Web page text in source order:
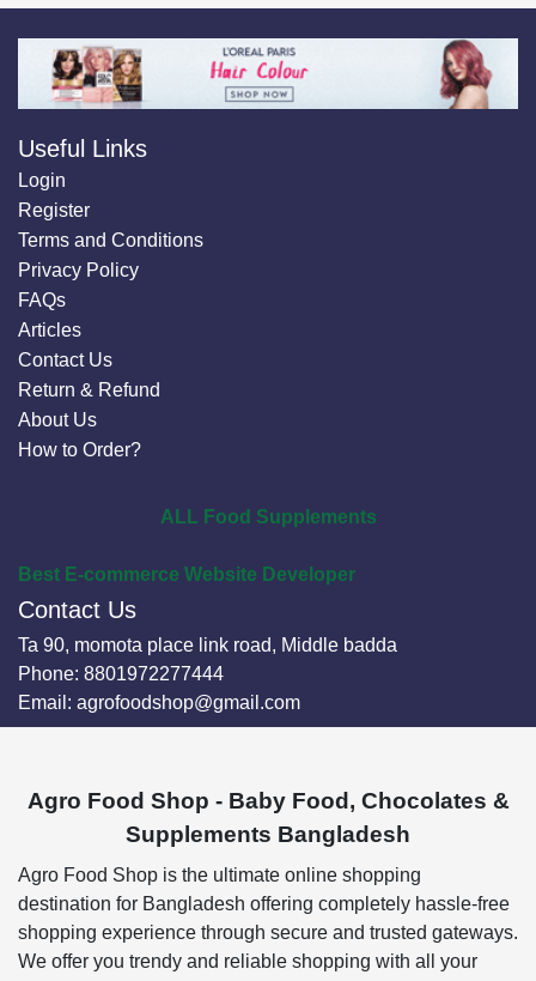
Useful Links
Login
Register
Terms and Conditions
Privacy Policy
FAQs
Articles
Contact Us
Return & Refund
About Us
How to Order?
ALL Food Supplements
Best E-commerce Website Developer
Contact Us
Ta 90, momota place link road, Middle badda
Phone: 8801972277444
Email: agrofoodshop@gmail.com
Agro Food Shop - Baby Food, Chocolates &
Supplements Bangladesh
Agro Food Shop is the ultimate online shopping
destination for Bangladesh offering completely hassle-free
shopping experience through secure and trusted gateways.
We offer you trendy and reliable shopping with all your